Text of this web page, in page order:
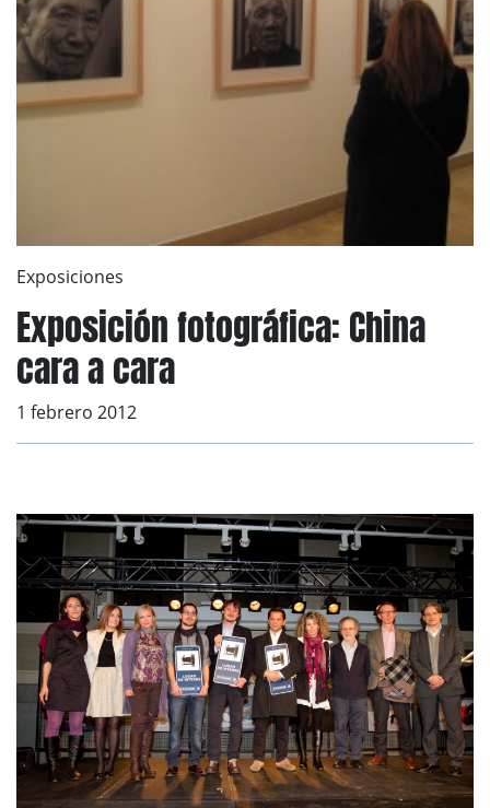
Exposiciones
Exposición fotográfica: China
cara a cara
1 febrero 2012